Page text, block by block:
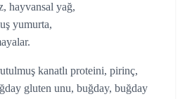
hayvansal yağ,
yumurta,
kanatlı proteini, pirinç,
gluten unu, buğday, buğday